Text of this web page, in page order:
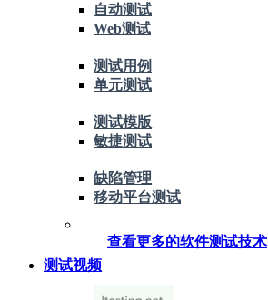
自动测试
Web测试
测试用例
单元测试
测试模版
敏捷测试
缺陷管理
移动平台测试
查看更多的软件测试技术
测试视频